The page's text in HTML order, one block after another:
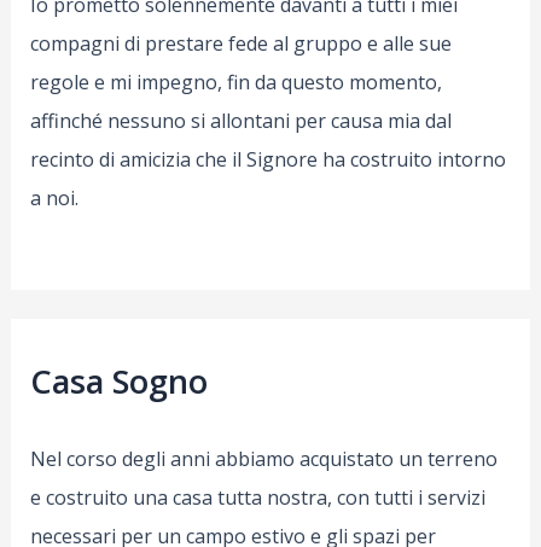
Io prometto solennemente davanti a tutti i miei
compagni di prestare fede al gruppo e alle sue
regole e mi impegno, fin da questo momento,
affinché nessuno si allontani per causa mia dal
recinto di amicizia che il Signore ha costruito intorno
a noi.
Casa Sogno
Nel corso degli anni abbiamo acquistato un terreno
e costruito una casa tutta nostra, con tutti i servizi
necessari per un campo estivo e gli spazi per